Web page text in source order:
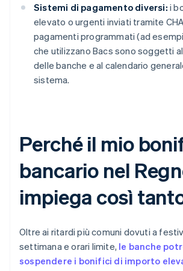
Sistemi di pagamento diversi: i
elevato o urgenti inviati tramite
pagamenti programmati (ad
che utilizzano Bacs sono soggetti
delle banche e al calendario
sistema.
Perché il mio
bancario nel
impiega così
Oltre ai ritardi più comuni dovuti a
settimana e orari limite, le banche
sospendere i bonifici di importo